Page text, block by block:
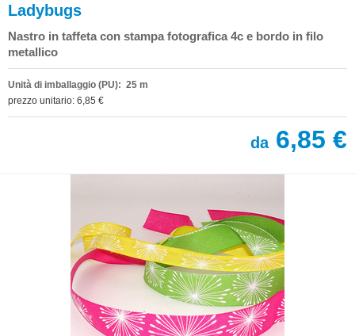
Ladybugs
Nastro in taffeta con stampa fotografica 4c e bordo in filo
metallico
Unità di imballaggio (PU): 25 m
prezzo unitario: 6,85 €
da6,85 €